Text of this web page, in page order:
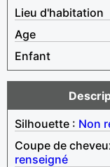
Lieu d'habitation
Age
Enfant
Silhouette : Non
Coupe de
renseigné